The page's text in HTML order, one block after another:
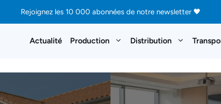
Rejoignez les 10 000 abonnées de notre newsletter 🖤
Actualité Production Distribution